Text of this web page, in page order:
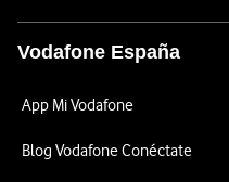
Vodafone España
App Mi Vodafone
Blog Vodafone Conéctate